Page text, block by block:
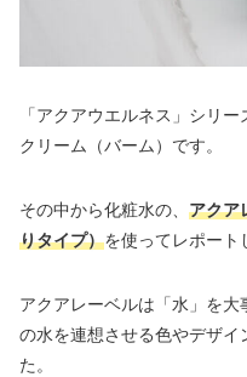
「アクアウエルネス」シリ
クリーム（バーム）です。
その中から化粧水の、 アクア
りタイプ）を使ってレポート
アクアレーベルは「水」を
の水を連想させる色やデザイ
た。